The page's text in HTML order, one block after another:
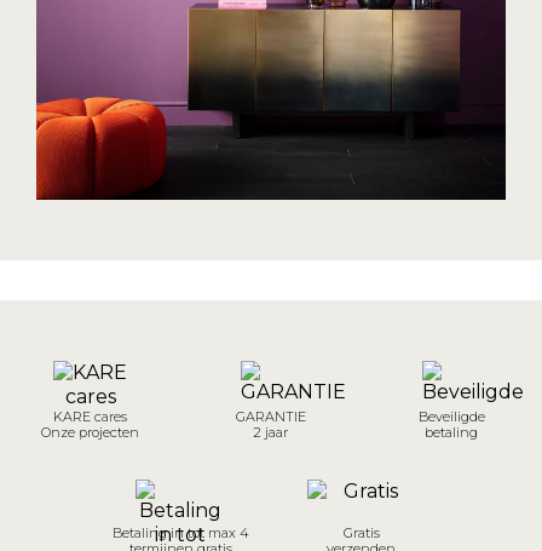
KARE cares
Onze projecten
GARANTIE
2 jaar
Beveiligde
betaling
Betaling in tot max 4
Gratis